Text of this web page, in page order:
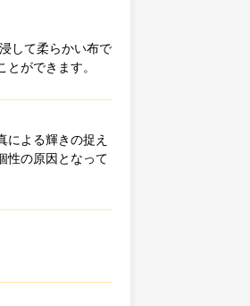
して柔らかい布で
ができます。
による輝きの捉え
性の原因となって